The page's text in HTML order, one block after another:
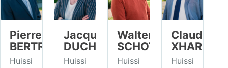
Pierre
BERTRAND
Huissi
Jacqueline
DUCHATEAU
Huissi
Walter
SCHOTTE
Huissi
Claude
XHARDÉ
Huissi